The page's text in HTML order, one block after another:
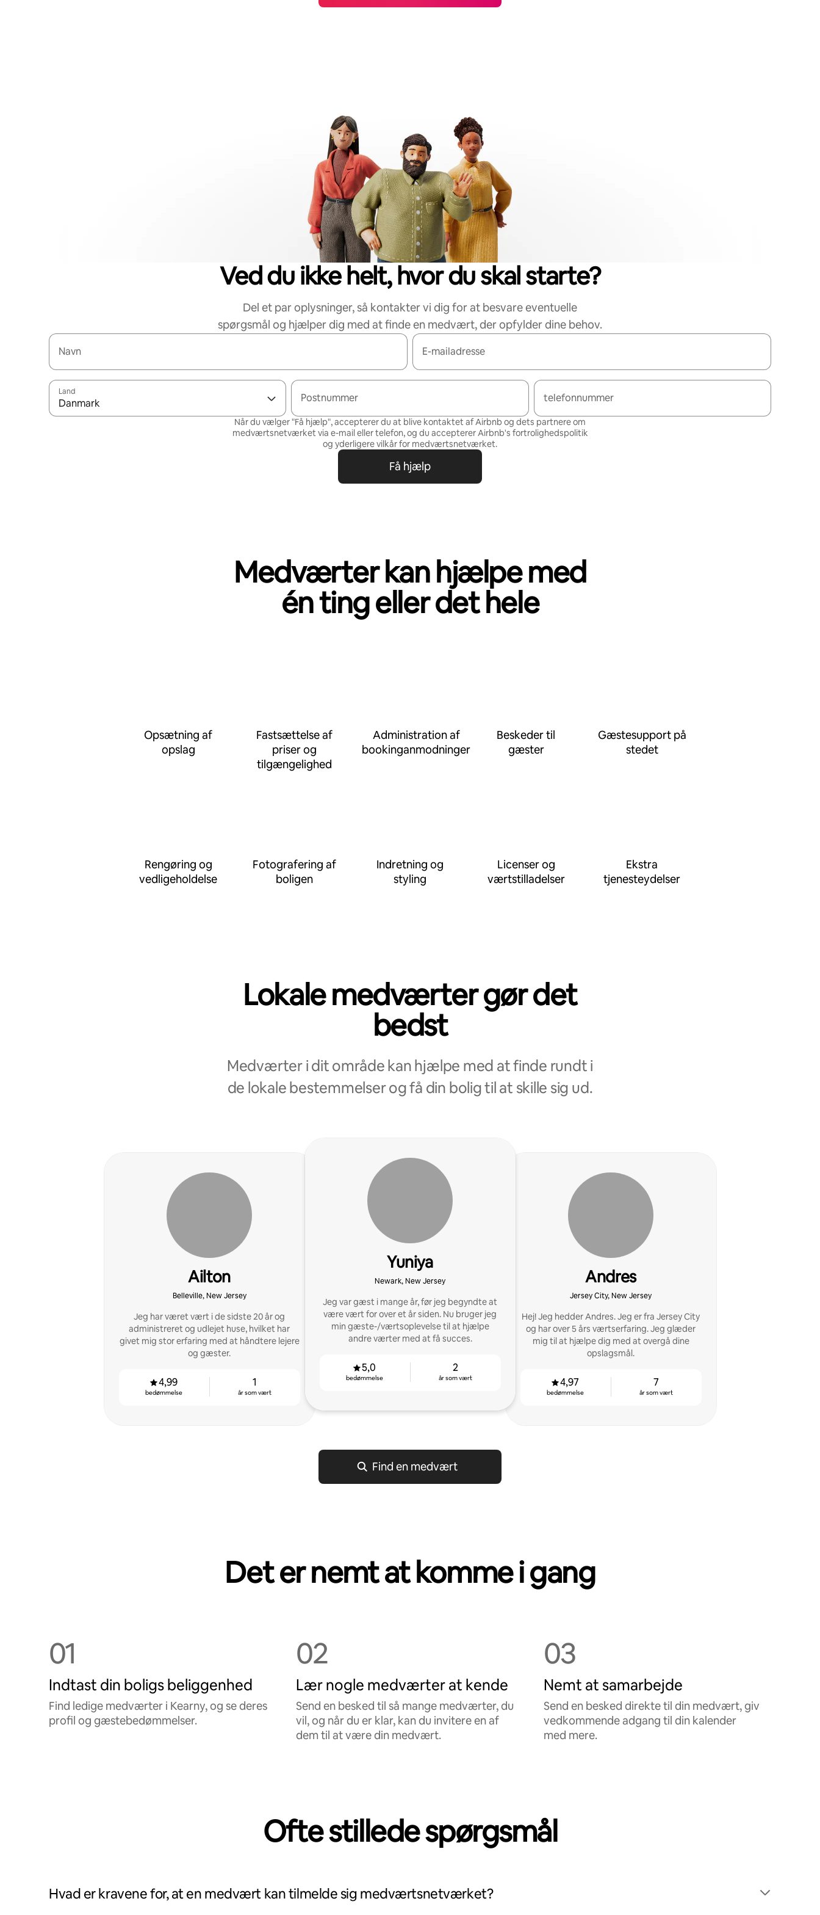
Ved du ikke helt, hvor du skal starte?
Del et par oplysninger, så kontakter vi dig for at besvare eventuelle
spørgsmål og hjælper dig med at finde en medvært, der opfylder dine behov.
Navn E-mailadresse
Land
Danmark Postnummer telefonnummer
Når du vælger "Få hjælp", accepterer du at blive kontaktet af Airbnb og dets partnere om
medværtsnetværket via e-mail eller telefon, og du accepterer Airbnb's fortrolighedspolitik
og yderligere vilkår for medværtsnetværket.
Få hjælp
Medværter kan hjælpe med
én ting eller det hele
Opsætning af
opslag
Fastsættelse af
priser og
tilgængelighed
Administration af
bookinganmodninger
Beskeder til
gæster
Gæstesupport på
stedet
Rengøring og
vedligeholdelse
Fotografering af
boligen
Indretning og
styling
Licenser og
værtstilladelser
Ekstra
tjenesteydelser
Lokale medværter gør det
bedst
Medværter i dit område kan hjælpe med at finde rundt i
de lokale bestemmelser og få din bolig til at skille sig ud.
Ailton
Belleville, New Jersey
Jeg har været vært i de sidste 20 år og
administreret og udlejet huse, hvilket har
givet mig stor erfaring med at håndtere lejere
og gæster.
4,99
bedømmelse
1
år som vært
Yuniya
Newark, New Jersey
Jeg var gæst i mange år, før jeg begyndte at
være vært for over et år siden. Nu bruger jeg
min gæste-/værtsoplevelse til at hjælpe
andre værter med at få succes.
5,0
bedømmelse
2
år som vært
Andres
Jersey City, New Jersey
Hej! Jeg hedder Andres. Jeg er fra Jersey City
og har over 5 års værtserfaring. Jeg glæder
mig til at hjælpe dig med at overgå dine
opslagsmål.
4,97
bedømmelse
7
år som vært
Find en medvært
Det er nemt at komme i gang
01
Indtast din boligs beliggenhed
Find ledige medværter i Kearny, og se deres
profil og gæstebedømmelser.
02
Lær nogle medværter at kende
Send en besked til så mange medværter, du
vil, og når du er klar, kan du invitere en af
dem til at være din medvært.
03
Nemt at samarbejde
Send en besked direkte til din medvært, giv
vedkommende adgang til din kalender
med mere.
Ofte stillede spørgsmål
Hvad er kravene for, at en medvært kan tilmelde sig medværtsnetværket?